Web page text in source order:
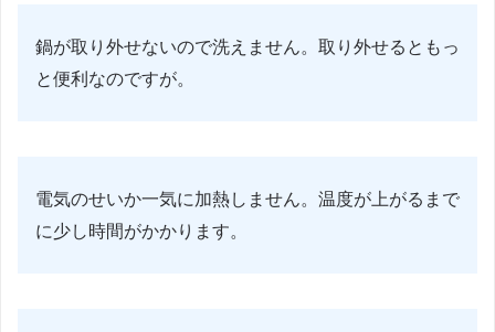
鍋が取り外せないので洗えません。取り外せるともっ
と便利なのですが。
電気のせいか一気に加熱しません。温度が上がるまで
に少し時間がかかります。